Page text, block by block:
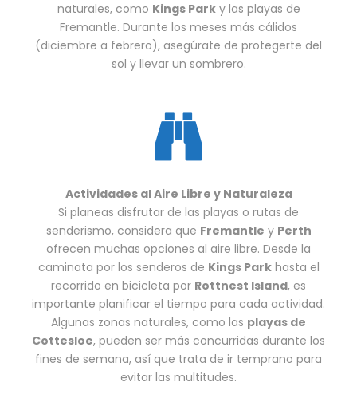
naturales, como Kings Parky las playas de
Fremantle. Durante los meses más cálidos
(diciembre a febrero), asegúrate de protegerte del
sol y llevar un sombrero.
Actividades al Aire Libre y Naturaleza
Si planeas disfrutar de las playas o rutas de
senderismo, considera que Fremantle y Perth
ofrecen muchas opciones al aire libre. Desde la
caminata por los senderos de Kings Parkhasta el
recorrido en bicicleta por Rottnest Island, es
importante planificar el tiempo para cada actividad.
Algunas zonas naturales, como las playas de
Cottesloe, pueden ser más concurridas durante los
fines de semana, así que trata de ir temprano para
evitar las multitudes.